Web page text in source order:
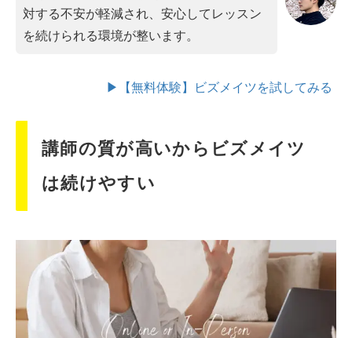
対する不安が軽減され、安心してレッスン
を続けられる環境が整います。
▶【無料体験】ビズメイツを試してみる
講師の質が高いからビズメイツ
は続けやすい